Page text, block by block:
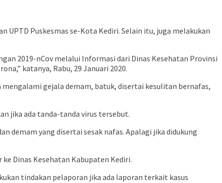
UPTD Puskesmas se-Kota Kediri. Selain itu, juga melakukan
2019-nCov melalui Informasi dari Dinas Kesehatan Provinsi
katanya, Rabu, 29 Januari 2020.
gejala demam, batuk, disertai kesulitan bernafas,
jika ada tanda-tanda virus tersebut.
demam yang disertai sesak nafas. Apalagi jika didukung
Dinas Kesehatan Kabupaten Kediri.
tindakan pelaporan jika ada laporan terkait kasus